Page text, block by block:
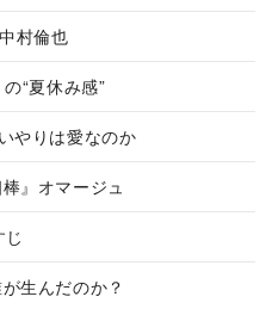
村倫也
“夏休み感”
やりは愛なのか
』オマージュ
が生んだのか？